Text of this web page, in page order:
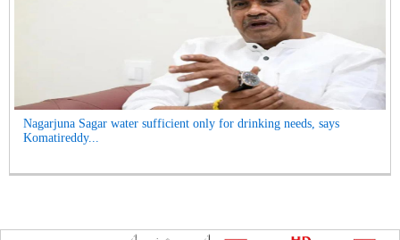
Nagarjuna Sagar water sufficient only for drinking needs, says
Komatireddy...